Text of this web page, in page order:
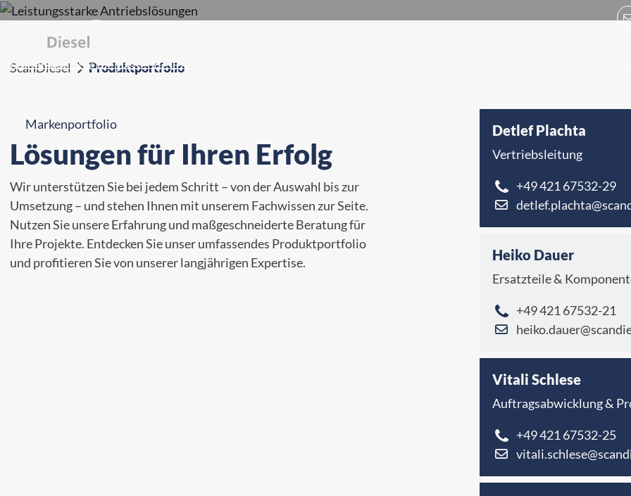
Ob Schifffahrt, Bau oder Energieerzeugung – unsere Produkte stehen für Qualität, Effizienz und Langlebigkeit.
Finden auch Sie die passende Lösung für Ihre individuellen Anforderungen!
Markenportfolio
ScanDiesel  Produktportfolio
IHRE VORTEILE
Lösungen für Ihren Erfolg
Wir unterstützen Sie bei jedem Schritt – von der Auswahl bis zur
Umsetzung – und stehen Ihnen mit unserem Fachwissen zur Seite.
Nutzen Sie unsere Erfahrung und maßgeschneiderte Beratung für
Ihre Projekte. Entdecken Sie unser umfassendes Produktportfolio
und profitieren Sie von unserer langjährigen Expertise.
Detlef Plachta
Vertriebsleitung
+49 421 67532-29
Heiko Dauer
Ersatzteile &
+49 421 67532-21
Vitali Schlese
Auftragsabwicklung &
+49 421 67532-25